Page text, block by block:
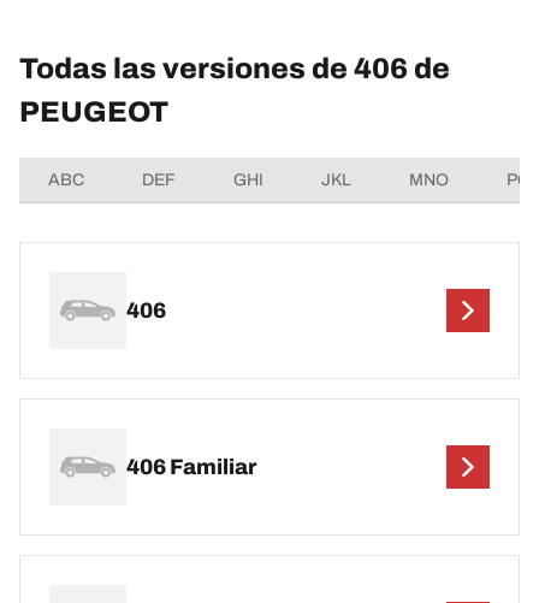
Todas las versiones de 406 de
PEUGEOT
ABC DEF GHI JKL MNO
406
406 Familiar